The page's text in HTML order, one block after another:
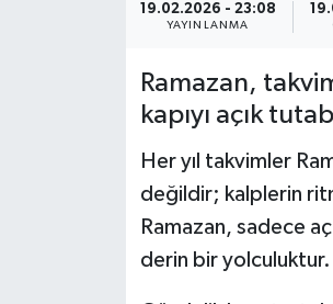
19.02.2026 - 23:08
YAYINLANMA
Ramazan,
kapıyı açık
Her yıl takvimler
değildir; kalplerin
Ramazan, sadece
derin bir yolculuktur.